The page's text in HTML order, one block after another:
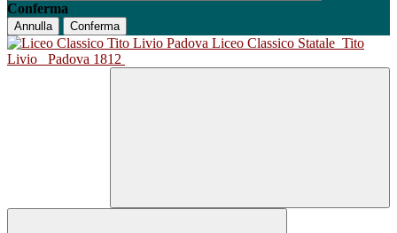
Conferma
Annulla Conferma
Liceo Classico Statale Tito
Livio
Padova 1812